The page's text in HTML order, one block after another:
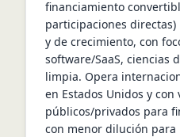
financiamiento
participaciones
y de crecimiento, con
software/SaaS, ciencias
limpia. Opera
en Estados Unidos y con
públicos/privados para
con menor dilución para